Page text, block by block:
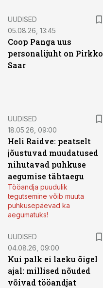
UUDISED
05.08.26, 13:45
Coop Panga uus
personalijuht on Pirkko
Saar
UUDISED
18.05.26, 09:00
Heli Raidve: peatselt
jõustuvad muudatused
nihutavad puhkuse
aegumise tähtaegu
Tööandja puudulik
tegutsemine võib muuta
puhkusepäevad ka
aegumatuks!
UUDISED
04.08.26, 09:00
Kui palk ei laeku õigel
ajal: millised nõuded
võivad tööandjat